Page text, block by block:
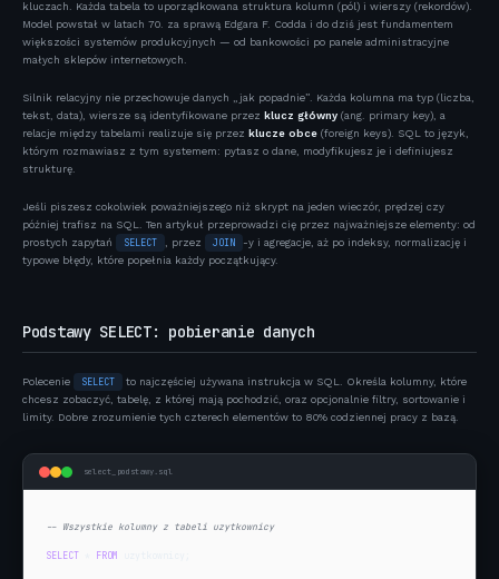
27 kwietnia 2026 10 min czytania
kluczach. Każda tabela to uporządkowana struktura kolumn (pól) i wierszy (rekordów).
Model powstał w latach 70. za sprawą Edgara F. Codda i do dziś jest fundamentem
większości systemów produkcyjnych — od bankowości po panele administracyjne
małych sklepów internetowych.
Silnik relacyjny nie przechowuje danych „jak popadnie”. Każda kolumna ma typ (liczba,
tekst, data), wiersze są identyfikowane przez klucz główny (ang. primary key), a
relacje między tabelami realizuje się przez klucze obce (foreign keys). SQL to język,
którym rozmawiasz z tym systemem: pytasz o dane, modyfikujesz je i definiujesz
strukturę.
Jeśli piszesz cokolwiek poważniejszego niż skrypt na jeden wieczór, prędzej czy
później trafisz na SQL. Ten artykuł przeprowadzi cię przez najważniejsze elementy: od
prostych zapytań
SELECT , przez JOIN
-y i agregacje, aż po indeksy, normalizację i
typowe błędy, które popełnia każdy początkujący.
Podstawy SELECT: pobieranie danych
Polecenie SELECT
to najczęściej używana instrukcja w SQL. Określa kolumny, które
chcesz zobaczyć, tabelę, z której mają pochodzić, oraz opcjonalnie filtry, sortowanie i
limity. Dobre zrozumienie tych czterech elementów to 80% codziennej pracy z bazą.
select_podstawy.sql
-- Wszystkie kolumny z tabeli uzytkownicy
SELECT FROM